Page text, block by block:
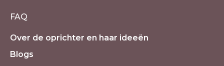
FAQ
Over de oprichter en haar ideeën
Blogs